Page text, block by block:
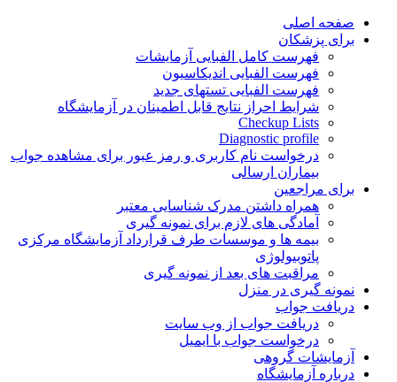
Skip
صفحه اصلی
برای پزشکان
فهرست کامل الفبایی آزمایشات
فهرست الفبایی اندیکاسیون
فهرست الفبایی تستهای جدید
شرایط احراز نتایج قابل اطمینان در آزمایشگاه
Checkup Lists
Diagnostic profile
درخواست نام کاربری و رمز عبور برای مشاهده جواب
بیماران ارسالی
برای مراجعین
همراه داشتن مدرک شناسایی معتبر
آمادگی های لازم برای نمونه گیری
بیمه ها و موسسات طرف قرارداد آزمایشگاه مرکزی
پاتوبیولوژی
مراقبت های بعد از نمونه گیری
نمونه گیری در منزل
دریافت جواب
دریافت جواب از وب سایت
درخواست جواب با ایمیل
آزمایشات گروهی
درباره آزمایشگاه